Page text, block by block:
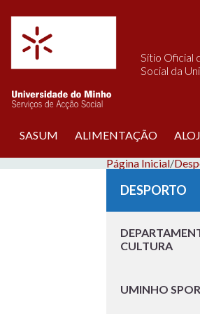
Sítio Oficial
Social da
SASUM ALIMENTAÇÃO
Página Inicial/
DESPORTO
CULTURA
UMINHO